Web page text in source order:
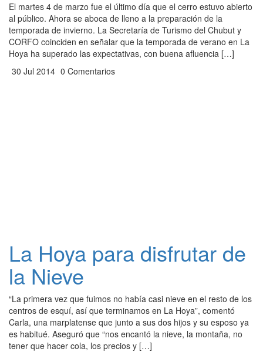
El martes 4 de marzo fue el último día que el cerro estuvo abierto
al público. Ahora se aboca de lleno a la preparación de la
temporada de invierno. La Secretaría de Turismo del Chubut y
CORFO coinciden en señalar que la temporada de verano en La
Hoya ha superado las expectativas, con buena afluencia […]
30 Jul 2014 0 Comentarios
La Hoya para disfrutar de
la Nieve
“La primera vez que fuimos no había casi nieve en el resto de los
centros de esquí, así que terminamos en La Hoya”, comentó
Carla, una marplatense que junto a sus dos hijos y su esposo ya
es habitué. Aseguró que “nos encantó la nieve, la montaña, no
tener que hacer cola, los precios y […]